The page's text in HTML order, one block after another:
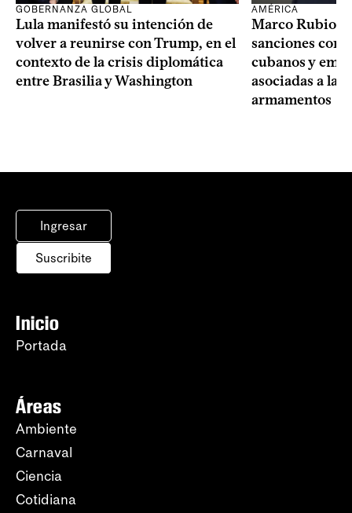
GOBERNANZA GLOBAL
Lula manifestó su intención de
volver a reunirse con Trump, en el
contexto de la crisis diplomática
entre Brasilia y Washington
AMÉRICA
Marco Rubio
sanciones
cubanos y
asociadas a la
armamentos
Ingresar
Suscribite
Inicio
Portada
Áreas
Ambiente
Carnaval
Ciencia
Cotidiana